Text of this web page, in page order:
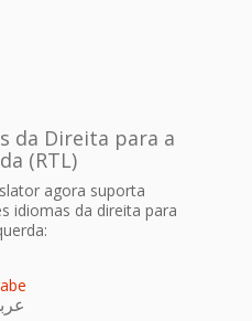
da Direita para a
(RTL)
agora suporta
idiomas da direita para